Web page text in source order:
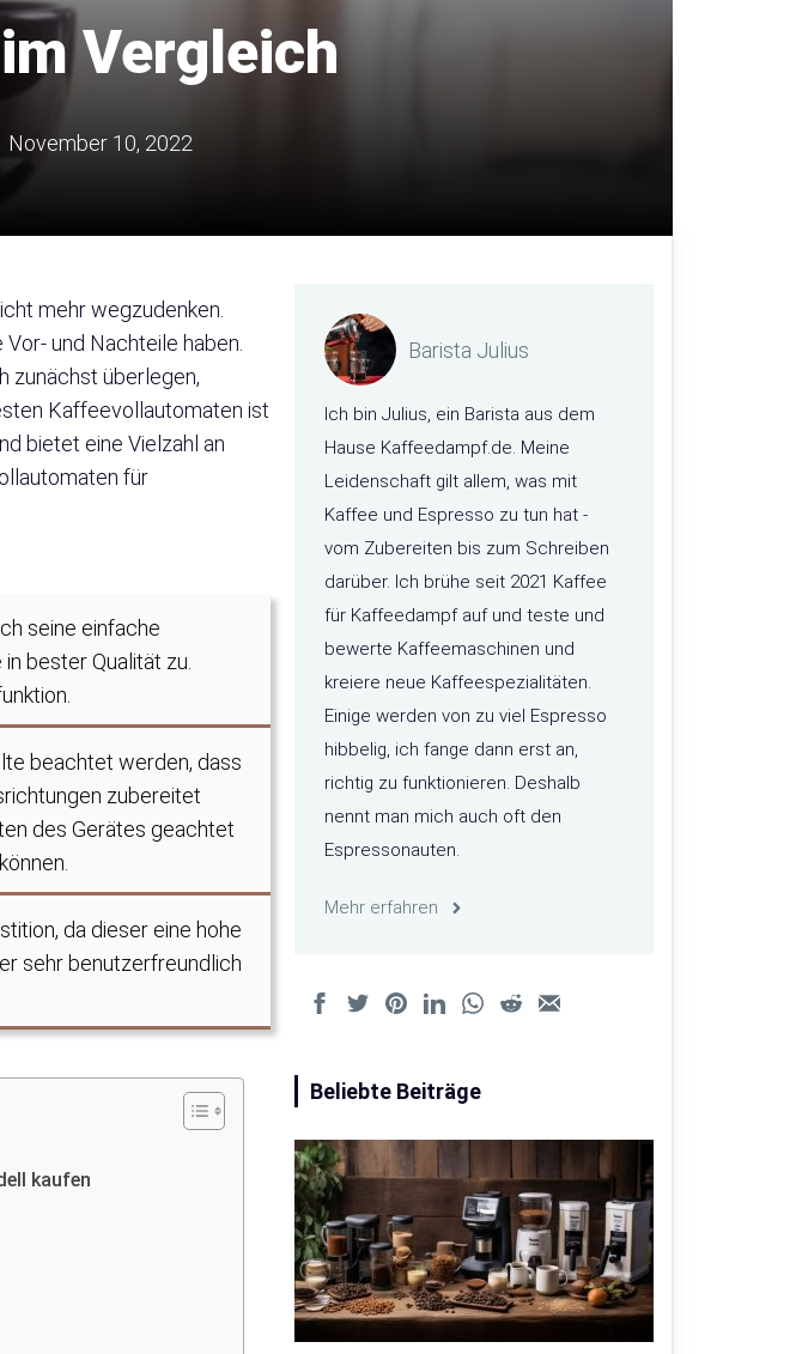
Vergleich
November 10, 2022
mehr wegzudenken.
und Nachteile haben.
zunächst überlegen,
Kaffeevollautomaten ist
bietet eine Vielzahl an
für
seine einfache
bester Qualität zu.
beachtet werden, dass
zubereitet
des Gerätes geachtet
da dieser eine hohe
sehr benutzerfreundlich
kaufen
Barista Julius
Ich bin Julius, ein Barista aus dem
Hause Kaffeedampf.de. Meine
Leidenschaft gilt allem, was mit
Kaffee und Espresso zu tun hat -
vom Zubereiten bis zum Schreiben
darüber. Ich brühe seit 2021 Kaffee
für Kaffeedampf auf und teste und
bewerte Kaffeemaschinen und
kreiere neue Kaffeespezialitäten.
Einige werden von zu viel Espresso
hibbelig, ich fange dann erst an,
richtig zu funktionieren. Deshalb
nennt man mich auch oft den
Espressonauten.
Mehr erfahren
Beliebte Beiträge